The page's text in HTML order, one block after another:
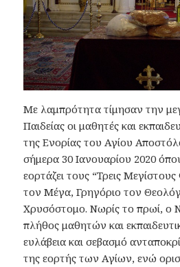
Με λαμπρότητα τίμησαν την
Παιδείας οι μαθητές και
της Ενορίας του Αγίου
σήμερα 30 Ιανουαρίου 2020
εορτάζει τους “Τρεις
τον Μέγα, Γρηγόριο τον
Χρυσόστομο. Νωρίς το πρωί, ο
πλήθος μαθητών και
ευλάβεια και σεβασμό
της εορτής των Αγίων, ενώ